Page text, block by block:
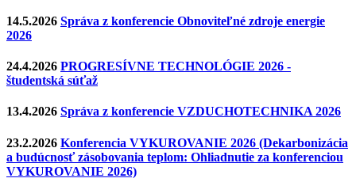
14.5.2026 Správa z konferencie Obnoviteľné zdroje energie
2026
24.4.2026 PROGRESÍVNE TECHNOLÓGIE 2026 -
študentská súťaž
13.4.2026 Správa z konferencie VZDUCHOTECHNIKA 2026
23.2.2026 Konferencia VYKUROVANIE 2026 (Dekarbonizácia
a budúcnosť zásobovania teplom: Ohliadnutie za konferenciou
VYKUROVANIE 2026)